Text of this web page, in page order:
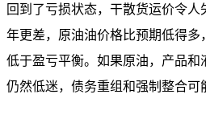
回到了亏损状态，干散货运价令人
年更差，原油油价格比预期低得多
低于盈亏平衡。如果原油，产品
仍然低迷，债务重组和强制整合可